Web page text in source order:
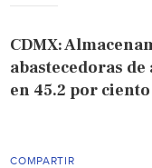
CDMX:
abastecedoras
en 45.2 por
COMPARTIR